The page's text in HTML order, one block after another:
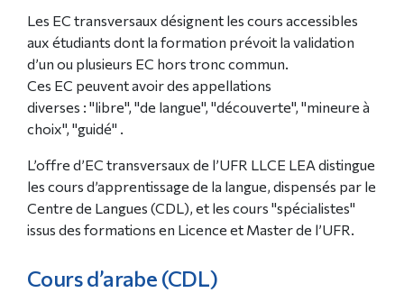
Les EC transversaux désignent les cours accessibles
aux étudiants dont la formation prévoit la validation
d’un ou plusieurs EC hors tronc commun.
Ces EC peuvent avoir des appellations
diverses : "libre", "de langue", "découverte", "mineure à
choix", "guidé" .
L’offre d’EC transversaux de l’UFR LLCE LEA distingue
les cours d’apprentissage de la langue, dispensés par le
Centre de Langues (CDL), et les cours "spécialistes"
issus des formations en Licence et Master de l’UFR.
Cours d’arabe (CDL)